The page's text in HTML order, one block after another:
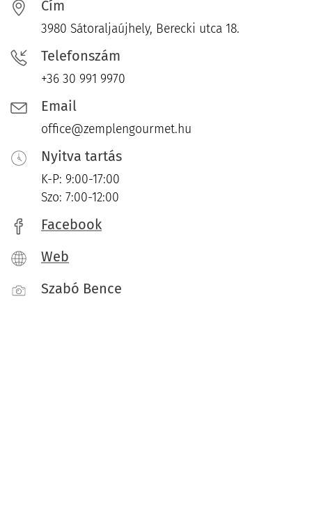
Cím
3980 Sátoraljaújhely, Berecki utca 18.
Telefonszám
+36 30 991 9970
Email
office@zemplengourmet.hu
Nyitva tartás
K-P: 9:00-17:00
Szo: 7:00-12:00
Facebook
Web
Szabó Bence